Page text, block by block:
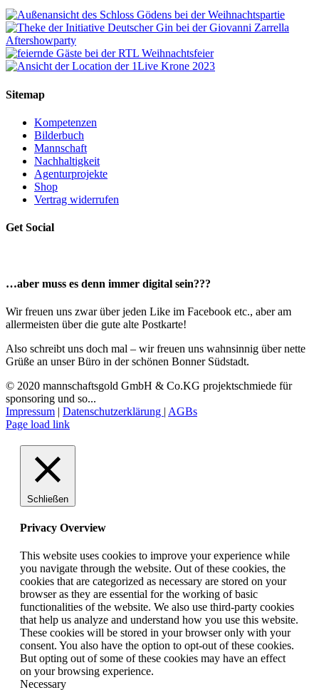
Sitemap
Kompetenzen
Bilderbuch
Mannschaft
Nachhaltigkeit
Agenturprojekte
Shop
Vertrag widerrufen
Get Social
…aber muss es denn immer digital sein???
Wir freuen uns zwar über jeden Like im Facebook etc., aber am
allermeisten über die gute alte Postkarte!
Also schreibt uns doch mal – wir freuen uns wahnsinnig über nette
Grüße an unser Büro in der schönen Bonner Südstadt.
© 2020 mannschaftsgold GmbH & Co.KG projektschmiede für
sponsoring und so...
Impressum | Datenschutzerklärung | AGBs
Facebook
Instagram
LinkedIn
E-
Page load link
Schließen
Privacy Overview
This website uses cookies to improve your experience while
you navigate through the website. Out of these cookies, the
cookies that are categorized as necessary are stored on your
browser as they are essential for the working of basic
functionalities of the website. We also use third-party cookies
that help us analyze and understand how you use this website.
These cookies will be stored in your browser only with your
consent. You also have the option to opt-out of these cookies.
But opting out of some of these cookies may have an effect
on your browsing experience.
Necessary